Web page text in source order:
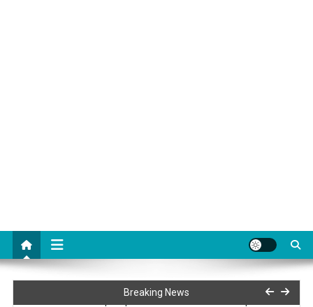
Breaking News
Craiova este aproape : 21 mai – Zi dedicata Japoniei